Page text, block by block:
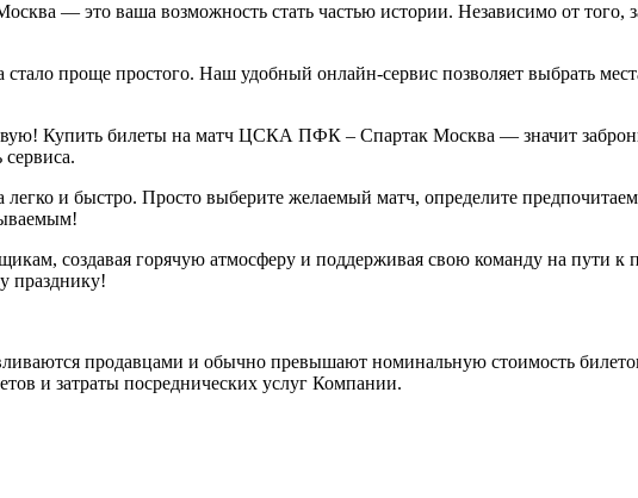
— это ваша возможность стать частью истории. Независимо от того,
проще простого. Наш удобный онлайн-сервис позволяет выбрать
Купить билеты на матч ЦСКА ПФК – Спартак Москва — значит
и быстро. Просто выберите желаемый матч, определите
создавая горячую атмосферу и поддерживая свою команду на
празднику!
продавцами и обычно превышают номинальную стоимость
и затраты посреднических услуг Компании.